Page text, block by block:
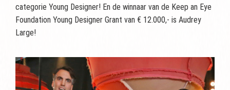
categorie Young Designer! En de winnaar van de Keep an Eye
Foundation Young Designer Grant van € 12.000,- is Audrey
Large!